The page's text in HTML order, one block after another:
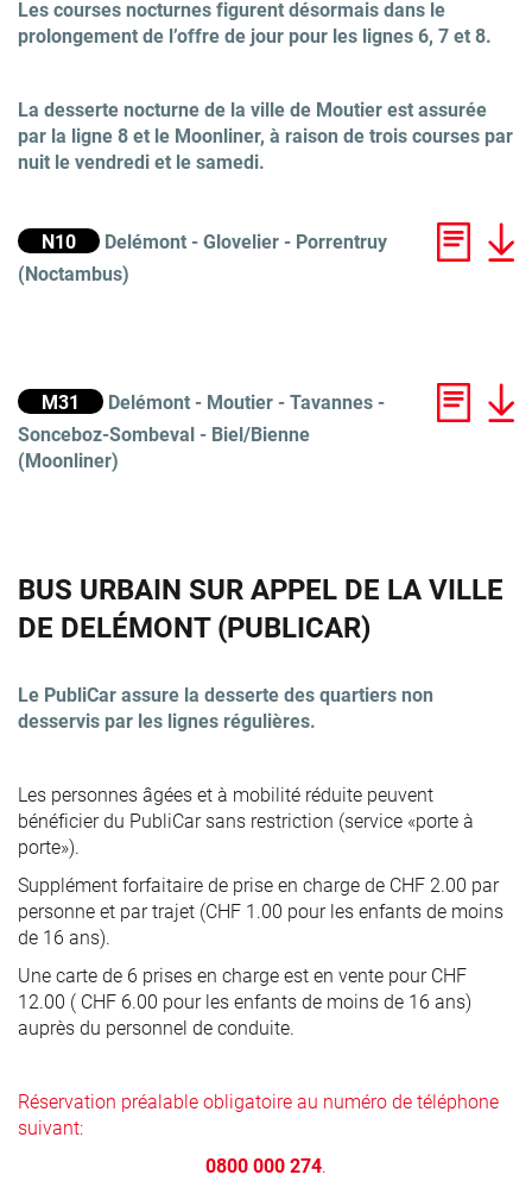
Les courses nocturnes figurent désormais dans le
prolongement de l’offre de jour pour les lignes 6, 7 et 8.
La desserte nocturne de la ville de Moutier est assurée
par la ligne 8 et le Moonliner, à raison de trois courses par
nuit le vendredi et le samedi.
N10
Delémont - Glovelier - Porrentruy
(Noctambus)
M31
Delémont - Moutier - Tavannes -
Sonceboz-Sombeval - Biel/Bienne
(Moonliner)
BUS URBAIN SUR APPEL DE LA VILLE
DE DELÉMONT (PUBLICAR)
Le PubliCar assure la desserte des quartiers non
desservis par les lignes régulières.
Les personnes âgées et à mobilité réduite peuvent
bénéficier du PubliCar sans restriction (service «porte à
porte»).
Supplément forfaitaire de prise en charge de CHF 2.00 par
personne et par trajet (CHF 1.00 pour les enfants de moins
de 16 ans).
Une carte de 6 prises en charge est en vente pour CHF
12.00 ( CHF 6.00 pour les enfants de moins de 16 ans)
auprès du personnel de conduite.
Réservation préalable obligatoire au numéro de téléphone
suivant:
0800 000 274.